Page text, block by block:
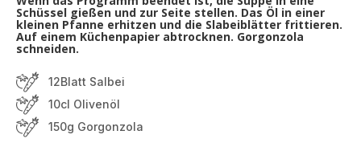
Schüssel gießen und zur Seite stellen. Das Öl in einer
kleinen Pfanne erhitzen und die Slabeiblätter frittieren.
Auf einem Küchenpapier abtrocknen. Gorgonzola
schneiden.
12Blatt Salbei
10cl Olivenöl
150g Gorgonzola